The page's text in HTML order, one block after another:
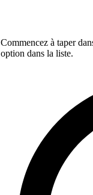
Commencez à taper
option dans la liste.